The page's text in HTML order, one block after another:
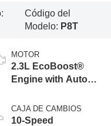
Código del
Modelo: P8T
MOTOR
2.3L EcoBoost®
Engine with Auto
Technology
CAJA DE CAMBIOS
10-Speed